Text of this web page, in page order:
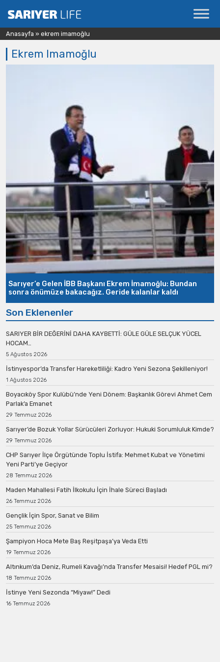
Anasayfa » ekrem imamoğlu
Ekrem Imamoğlu
Sarıyer’e Gelen İBB Başkanı Ekrem İmamoğlu: Bundan
sonra önümüze bakacağız. Geride kalanlar kaldı
Son Eklenenler
SARIYER BİR DEĞERİNİ DAHA KAYBETTİ: GÜLE GÜLE SELÇUK YÜCEL
HOCAM…
5 Ağustos 2026
İstinyespor’da Transfer Hareketliliği: Kadro Yeni Sezona Şekilleniyor!
1 Ağustos 2026
Boyacıköy Spor Kulübü’nde Yeni Dönem: Başkanlık Görevi Ahmet Cem
Parlak’a Emanet
29 Temmuz 2026
Sarıyer’de Bozuk Yollar Sürücüleri Zorluyor: Hukuki Sorumluluk Kimde?
29 Temmuz 2026
CHP Sarıyer İlçe Örgütünde Toplu İstifa: Mehmet Kubat ve Yönetimi
Yeni Parti’ye Geçiyor
28 Temmuz 2026
Maden Mahallesi Fatih İlkokulu İçin İhale Süreci Başladı
26 Temmuz 2026
Gençlik İçin Spor, Sanat ve Bilim
25 Temmuz 2026
Şampiyon Hoca Mete Baş Reşitpaşa’ya Veda Etti
19 Temmuz 2026
Altınkum’da Deniz, Rumeli Kavağı’nda Transfer Mesaisi! Hedef PGL mi?
18 Temmuz 2026
İstinye Yeni Sezonda “Miyaw!” Dedi
16 Temmuz 2026